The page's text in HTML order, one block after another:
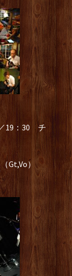
19：30 チ
Gt,Vo）